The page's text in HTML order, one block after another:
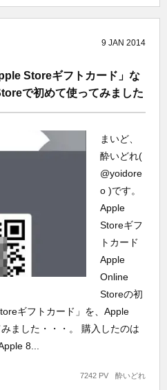
9 JAN 2014
Storeギフトカード」な
で初めて使ってみました
まいど、
酔いどれ(
@yoidore
o )です。
Apple
Storeギフ
トカード
Apple
Online
Storeの初
ギフトカード」を、Apple
ました・・・。 購入したのは
8...
酔いどれ
7242 PV